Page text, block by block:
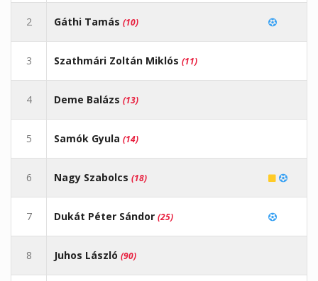
2 Gáthi Tamás (10)
3 Szathmári Zoltán Miklós (11)
4 Deme Balázs (13)
5 Samók Gyula (14)
6 Nagy Szabolcs (18)
7 Dukát Péter Sándor (25)
8 Juhos László (90)